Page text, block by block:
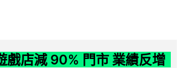
戲店減 90% 門市 業績反增